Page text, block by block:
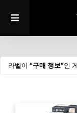
라벨이 구매 정보 인